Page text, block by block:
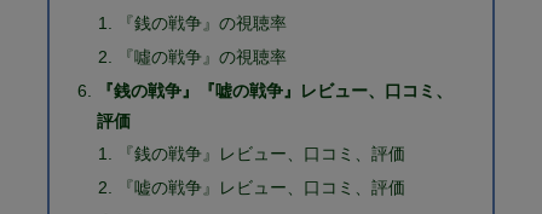
『銭の戦争』の視聴率
『噓の戦争』の視聴率
『銭の戦争』『嘘の戦争』レビュー、口コミ、
評価
『銭の戦争』レビュー、口コミ、評価
『嘘の戦争』レビュー、口コミ、評価